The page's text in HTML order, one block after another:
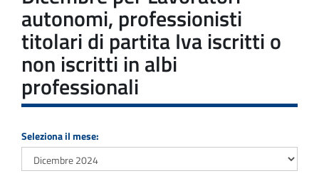
autonomi, professionisti
titolari di partita Iva iscritti o
non iscritti in albi
professionali
Seleziona il mese: